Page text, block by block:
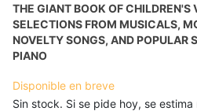
THE GIANT BOOK OF CHILDREN'S
SELECTIONS FROM MUSICALS,
NOVELTY SONGS, AND POPULAR
PIANO
Disponible en breve
Sin stock. Si se pide hoy, se